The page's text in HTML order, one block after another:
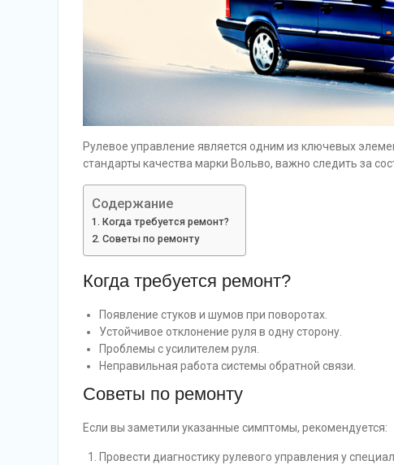
Рулевое управление является одним из ключевых
стандарты качества марки Вольво, важно следить за
Содержание
Когда требуется ремонт?
Советы по ремонту
Когда требуется ремонт?
Появление стуков и шумов при поворотах.
Устойчивое отклонение руля в одну сторону.
Проблемы с усилителем руля.
Неправильная работа системы обратной связи.
Советы по ремонту
Если вы заметили указанные симптомы, рекомендуется:
Провести диагностику рулевого управления у